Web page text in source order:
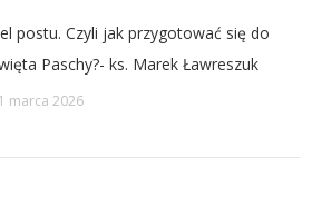
postu. Czyli jak przygotować się do
Paschy?- ks. Marek Ławreszuk
marca 2026